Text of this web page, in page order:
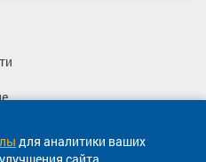
для аналитики ваших